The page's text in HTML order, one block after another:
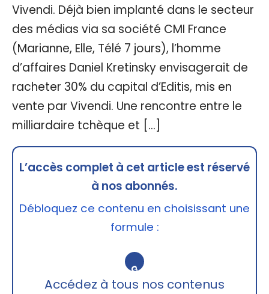
Vivendi. Déjà bien implanté dans le secteur
des médias via sa société CMI France
(Marianne, Elle, Télé 7 jours), l’homme
d’affaires Daniel Kretinsky envisagerait de
racheter 30% du capital d’Editis, mis en
vente par Vivendi. Une rencontre entre le
milliardaire tchèque et […]
L’accès complet à cet article est réservé
à nos abonnés.
Débloquez ce contenu en choisissant une
formule :
🔒
Accédez à tous nos contenus